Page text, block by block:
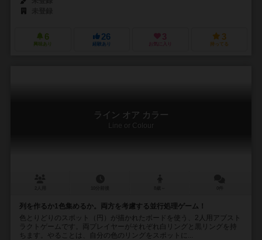
6
興味あり
26
経験あり
3
お気に入り
3
持ってる
ライン オア カラー
Line or Colour
列を作るか1色集めるか。両方を考慮する並行処理ゲーム！
色とりどりのスポット（円）が描かれたボードを使う、2人用アブスト
ラクトゲームです。両プレイヤーがそれぞれ白リングと黒リングを持
ちます。やることは、自分の色のリングをスポットに...